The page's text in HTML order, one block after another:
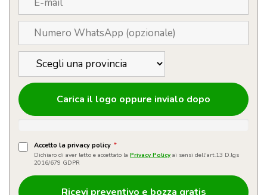
Carica il logo oppure invialo dopo
Accetto la privacy policy *
Dichiaro di aver letto e accettato la Privacy Policy ai sensi dell'art.13 D.lgs
2016/679 GDPR